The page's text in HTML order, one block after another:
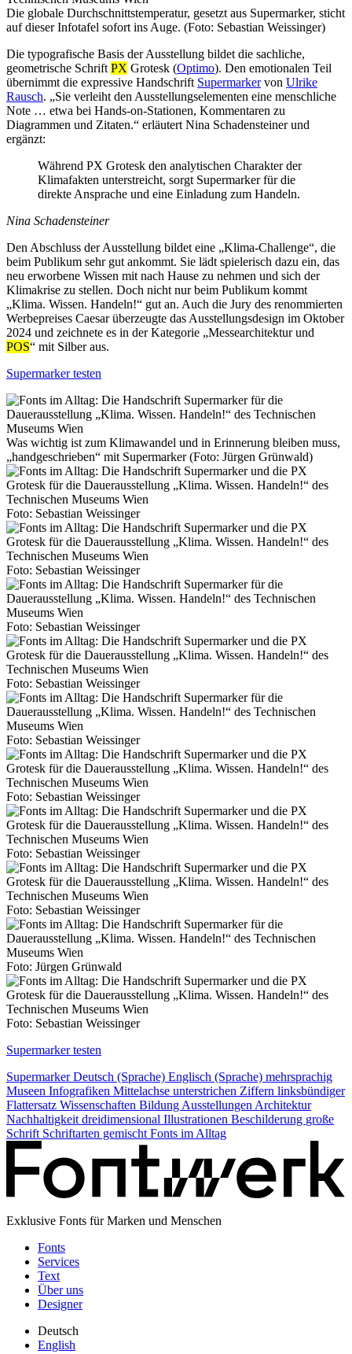
Die globale Durchschnittstemperatur, gesetzt aus Supermarker, sticht
auf dieser Infotafel sofort ins Auge. (Foto: Sebastian Weissinger)
Die typografische Basis der Ausstellung bildet die sachliche,
geometrische Schrift PX Grotesk (Optimo). Den emotionalen Teil
übernimmt die expressive Handschrift Supermarkervon Ulrike
Rausch. „Sie verleiht den Ausstellungselementen eine menschliche
Note … etwa bei Hands-on-Stationen, Kommentaren zu
Diagrammen und Zitaten.“ erläutert Nina Schadensteiner und
ergänzt:
Während PX Grotesk den analytischen Charakter der
Klimafakten unterstreicht, sorgt Supermarker für die
direkte Ansprache und eine Einladung zum Handeln.
Nina Schadensteiner
Den Abschluss der Ausstellung bildet eine „Klima-Challenge“, die
beim Publikum sehr gut ankommt. Sie lädt spielerisch dazu ein, das
neu erworbene Wissen mit nach Hause zu nehmen und sich der
Klimakrise zu stellen. Doch nicht nur beim Publikum kommt
„Klima. Wissen. Handeln!“ gut an. Auch die Jury des renommierten
Werbepreises Caesar überzeugte das Ausstellungsdesign im Oktober
2024 und zeichnete es in der Kategorie „Messearchitektur und
POS“ mit Silber aus.
Supermarker testen
Was wichtig ist zum Klimawandel und in Erinnerung bleiben muss,
„handgeschrieben“ mit Supermarker (Foto: Jürgen Grünwald)
Foto: Sebastian Weissinger
Foto: Sebastian Weissinger
Foto: Sebastian Weissinger
Foto: Sebastian Weissinger
Foto: Sebastian Weissinger
Foto: Sebastian Weissinger
Foto: Sebastian Weissinger
Foto: Sebastian Weissinger
Foto: Jürgen Grünwald
Foto: Sebastian Weissinger
Supermarker testen
SupermarkerDeutsch (Sprache) Englisch (Sprache) mehrsprachig
Museen Infografiken Mittelachse unterstrichen Ziffern linksbündiger
Flattersatz Wissenschaften Bildung Ausstellungen Architektur
Nachhaltigkeit dreidimensional Illustrationen Beschilderung große
Schrift Schriftarten gemischt Fonts im Alltag
Exklusive Fonts für Marken und Menschen
Fonts
Services
Text
Über uns
Designer
Deutsch
English